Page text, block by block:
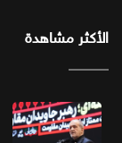
الأكثر مشاهدة